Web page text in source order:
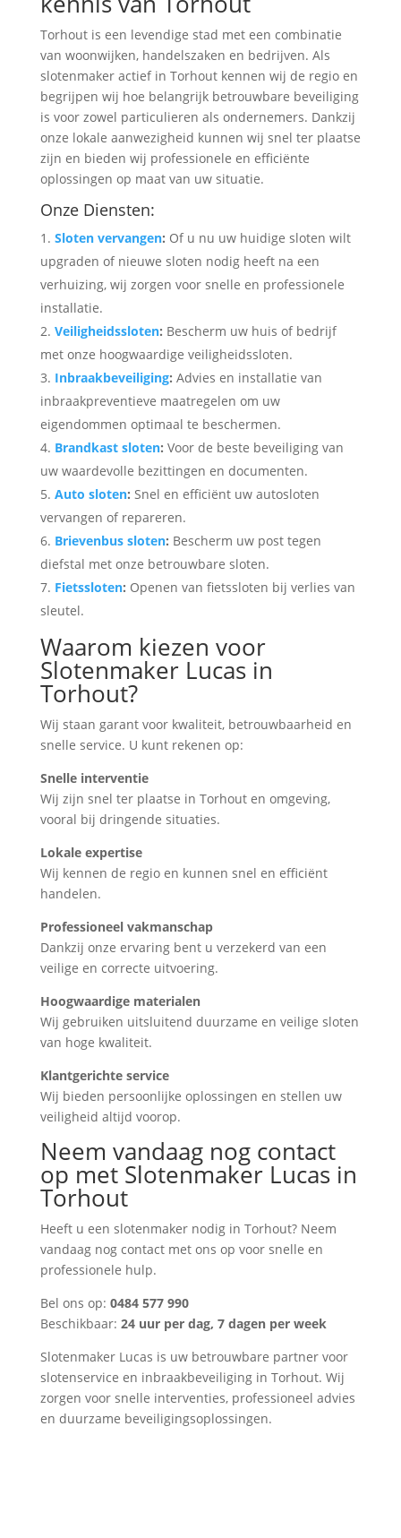
Torhout is een levendige stad met een combinatie
van woonwijken, handelszaken en bedrijven. Als
slotenmaker actief in Torhout kennen wij de regio en
begrijpen wij hoe belangrijk betrouwbare beveiliging
is voor zowel particulieren als ondernemers. Dankzij
onze lokale aanwezigheid kunnen wij snel ter plaatse
zijn en bieden wij professionele en efficiënte
oplossingen op maat van uw situatie.
Onze Diensten:
Sloten vervangen: Of u nu uw huidige sloten wilt
upgraden of nieuwe sloten nodig heeft na een
verhuizing, wij zorgen voor snelle en professionele
installatie.
Veiligheidssloten: Bescherm uw huis of bedrijf
met onze hoogwaardige veiligheidssloten.
Inbraakbeveiliging: Advies en installatie van
inbraakpreventieve maatregelen om uw
eigendommen optimaal te beschermen.
Brandkast sloten: Voor de beste beveiliging van
uw waardevolle bezittingen en documenten.
Auto sloten: Snel en efficiënt uw autosloten
vervangen of repareren.
Brievenbus sloten: Bescherm uw post tegen
diefstal met onze betrouwbare sloten.
Fietssloten: Openen van fietssloten bij verlies van
sleutel.
Waarom kiezen voor
Slotenmaker Lucas in
Torhout?
Wij staan garant voor kwaliteit, betrouwbaarheid en
snelle service. U kunt rekenen op:
Snelle interventie
Wij zijn snel ter plaatse in Torhout en omgeving,
vooral bij dringende situaties.
Lokale expertise
Wij kennen de regio en kunnen snel en efficiënt
handelen.
Professioneel vakmanschap
Dankzij onze ervaring bent u verzekerd van een
veilige en correcte uitvoering.
Hoogwaardige materialen
Wij gebruiken uitsluitend duurzame en veilige sloten
van hoge kwaliteit.
Klantgerichte service
Wij bieden persoonlijke oplossingen en stellen uw
veiligheid altijd voorop.
Neem vandaag nog contact
op met Slotenmaker Lucas in
Torhout
Heeft u een slotenmaker nodig in Torhout? Neem
vandaag nog contact met ons op voor snelle en
professionele hulp.
Bel ons op: 0484 577 990
Beschikbaar: 24 uur per dag, 7 dagen per week
Slotenmaker Lucas is uw betrouwbare partner voor
slotenservice en inbraakbeveiliging in Torhout. Wij
zorgen voor snelle interventies, professioneel advies
en duurzame beveiligingsoplossingen.